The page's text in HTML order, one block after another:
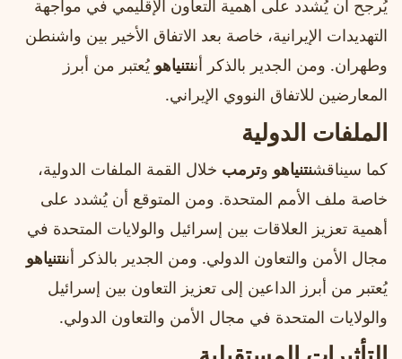
يُرجح أن يُشدد على أهمية التعاون الإقليمي في مواجهة
التهديدات الإيرانية، خاصة بعد الاتفاق الأخير بين واشنطن
وطهران. ومن الجدير بالذكر أننتنياهو يُعتبر من أبرز
المعارضين للاتفاق النووي الإيراني.
الملفات الدولية
كما سيناقشنتنياهو وترمب خلال القمة الملفات الدولية،
خاصة ملف الأمم المتحدة. ومن المتوقع أن يُشدد على
أهمية تعزيز العلاقات بين إسرائيل والولايات المتحدة في
مجال الأمن والتعاون الدولي. ومن الجدير بالذكر أننتنياهو
يُعتبر من أبرز الداعين إلى تعزيز التعاون بين إسرائيل
والولايات المتحدة في مجال الأمن والتعاون الدولي.